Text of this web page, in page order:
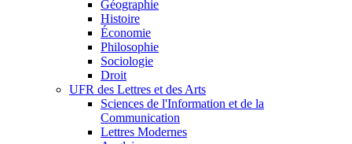
Géographie
Histoire
Économie
Philosophie
Sociologie
Droit
UFR des Lettres et des Arts
Sciences de l'Information et de la
Communication
Lettres Modernes